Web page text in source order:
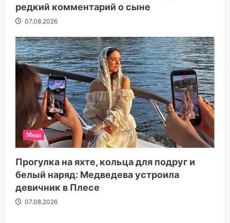
редкий комментарий о сыне
07.08.2026
Мода
Прогулка на яхте, кольца для подруг и
белый наряд: Медведева устроила
девичник в Плесе
07.08.2026